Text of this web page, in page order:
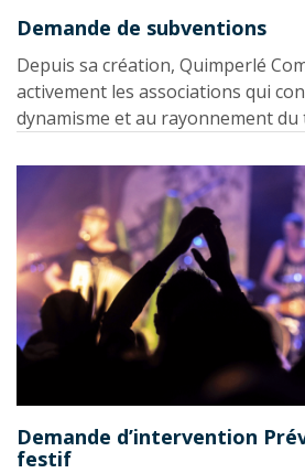
Demande de subventions
Depuis sa création, Quimperlé
activement les associations qui
dynamisme et au rayonnement du
Demande d’intervention
festif